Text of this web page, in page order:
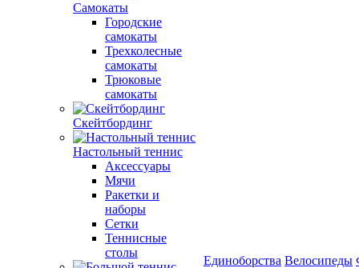
Самокаты
Городские
самокаты
Трехколесные
самокаты
Трюковые
самокаты
Скейтбординг
Настольный теннис
Аксессуары
Мячи
Ракетки и
наборы
Сетки
Теннисные
столы
Единоборства Велосипеды